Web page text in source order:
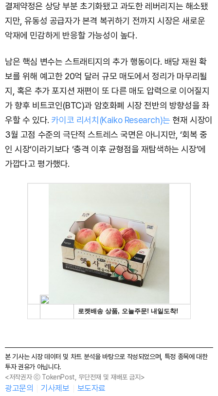
결제약정은 상당 부분 초기화됐고 과도한 레버리지는 해소됐
지만, 유동성 공급자가 본격 복귀하기 전까지 시장은 새로운
악재에 민감하게 반응할 가능성이 높다.
남은 핵심 변수는 스트래티지의 추가 행동이다. 배당 재원 확
보를 위해 예고한 20억 달러 규모 매도에서 정리가 마무리될
지, 혹은 추가 포지션 재편이 또 다른 매도 압력으로 이어질지
가 향후 비트코인(BTC)과 암호화폐 시장 전반의 방향성을 좌
우할 수 있다. 카이코 리서치(Kaiko Research)는 현재 시장이
3월 고점 수준의 극단적 스트레스 국면은 아니지만, ‘회복 중
인 시장’이라기보다 ‘충격 이후 균형점을 재탐색하는 시장’에
가깝다고 평가했다.
본 기사는 시장 데이터 및 차트 분석을 바탕으로 작성되었으며, 특정 종목에 대한
투자 권유가 아닙니다.
<저작권자 ⓒ TokenPost, 무단전재 및 재배포 금지>
광고문의 기사제보 보도자료